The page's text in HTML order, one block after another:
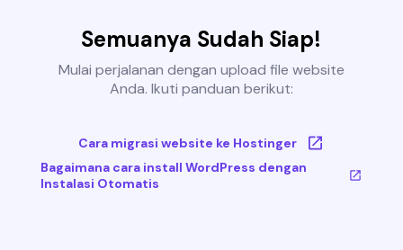
Semuanya Sudah Siap!
Mulai perjalanan dengan upload file website
Anda. Ikuti panduan berikut:
Cara migrasi website ke Hostinger
Bagaimana cara install WordPress dengan
Instalasi Otomatis